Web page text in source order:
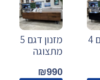
מזנון דגם 4
מזנון דגם 5
מתצוגה
₪990